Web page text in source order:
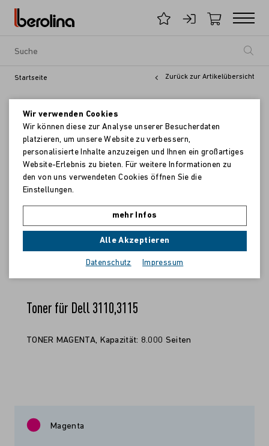
Startseite Zurück zur Artikelübersicht
Toner für Dell 3110,3115
TONER MAGENTA, Kapazität: 8.000 Seiten
Magenta
Wir verwenden Cookies
Wir können diese zur Analyse unserer Besucherdaten
platzieren, um unsere Website zu verbessern,
personalisierte Inhalte anzuzeigen und Ihnen ein großartiges
Website-Erlebnis zu bieten. Für weitere Informationen zu
den von uns verwendeten Cookies öffnen Sie die
Einstellungen.
mehr Infos
Alle Akzeptieren
Datenschutz Impressum